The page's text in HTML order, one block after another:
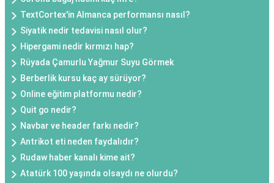
TextCortex'in Almanca performansı nasıl?
Siyatik nedir tedavisi nasıl olur?
Hipergami nedir kırmızı hap?
Rüyada Çamurlu Yağmur Suyu Görmek
Berberlik kursu kaç ay sürüyor?
Online eğitim platformu nedir?
Quit go nedir?
Navbar ve header farkı nedir?
Antrikot eti neden faydalıdır?
Rudaw haber kanalı kime ait?
Atatürk 100 yaşında olsaydı ne olurdu?